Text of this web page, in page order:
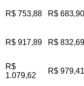
R$ 753,88 R$ 683,90
R$ 917,89 R$ 832,69
R$
1.079,62
R$ 979,41